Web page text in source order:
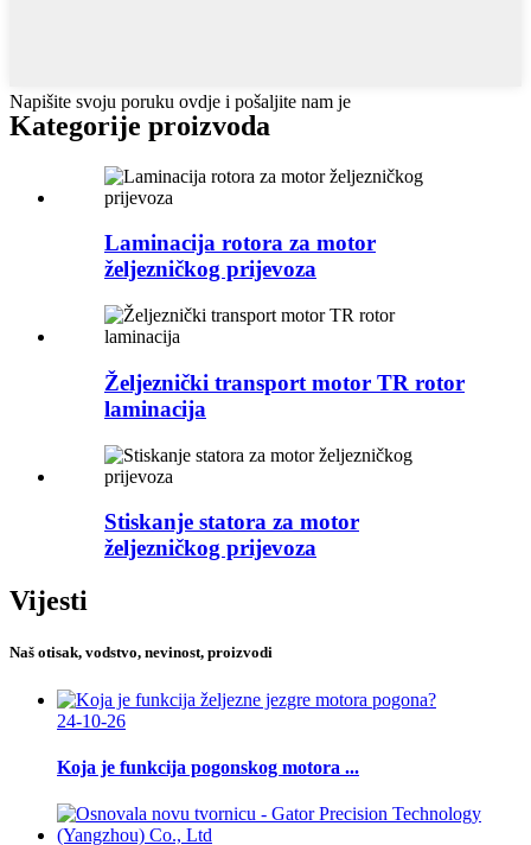
Napišite svoju poruku ovdje i pošaljite nam je
Kategorije proizvoda
Laminacija rotora za motor
željezničkog prijevoza
Željeznički transport motor TR rotor
laminacija
Stiskanje statora za motor
željezničkog prijevoza
Vijesti
Naš otisak, vodstvo, nevinost, proizvodi
24-10-26
Koja je funkcija pogonskog motora ...